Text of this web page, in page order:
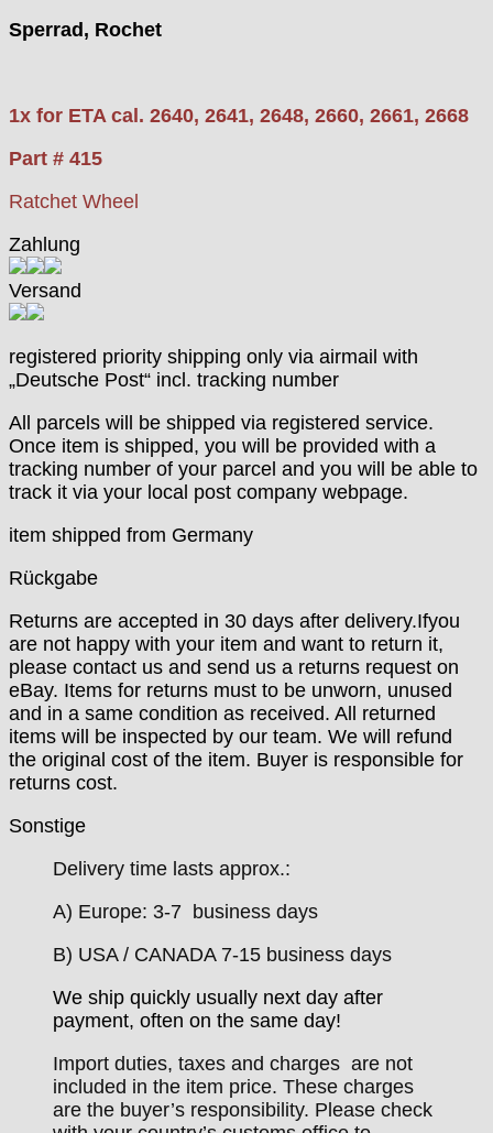
KF Grana
Lanco
MSR
MST Roamer
Osco
Otero
Peseux
RL „Ronda"
ST "Standard "
Unitas
Sperrad, Rochet
1x for ETA cal. 2640, 2641, 2648, 2660, 2661, 2668
Part # 415
Ratchet Wheel
Zahlung
Versand
registered priority shipping only via airmail with
„Deutsche Post“ incl. tracking number
All parcels will be shipped via registered service.
Once item is shipped, you will be provided with a
tracking number of your parcel and you will be able to
track it via your local post company webpage.
item shipped from Germany
Rückgabe
Returns are accepted in 30 days after delivery.Ifyou
are not happy with your item and want to return it,
please contact us and send us a returns request on
eBay. Items for returns must to be unworn, unused
and in a same condition as received. All returned
items will be inspected by our team. We will refund
the original cost of the item. Buyer is responsible for
returns cost.
Sonstige
Delivery time lasts approx.:
A) Europe: 3-7 business days
B) USA / CANADA 7-15 business days
We ship quickly usually next day after
payment, often on the same day!
Import duties, taxes and charges are not
included in the item price. These charges
are the buyer’s responsibility. Please check